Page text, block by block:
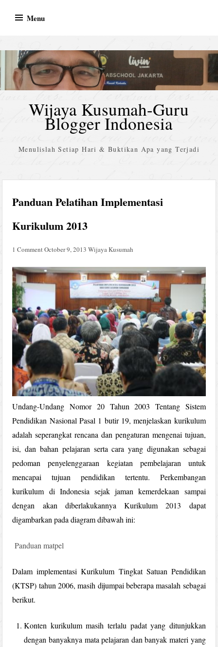
Menu
Wijaya Kusumah-Guru
Blogger Indonesia
Menulislah Setiap Hari & Buktikan Apa yang Terjadi
Panduan Pelatihan Implementasi
Kurikulum 2013
1 Comment October 9, 2013 Wijaya Kusumah
Undang-Undang Nomor 20 Tahun 2003 Tentang Sistem
Pendidikan Nasional Pasal 1 butir 19, menjelaskan kurikulum
adalah seperangkat rencana dan pengaturan mengenai tujuan,
isi, dan bahan pelajaran serta cara yang digunakan sebagai
pedoman penyelenggaraan kegiatan pembelajaran untuk
mencapai tujuan pendidikan tertentu. Perkembangan
kurikulum di Indonesia sejak jaman kemerdekaan sampai
dengan akan diberlakukannya Kurikulum 2013 dapat
digambarkan pada diagram dibawah ini:
Panduan matpel
Dalam implementasi Kurikulum Tingkat Satuan Pendidikan
(KTSP) tahun 2006, masih dijumpai beberapa masalah sebagai
berikut.
Konten kurikulum masih terlalu padat yang ditunjukkan
dengan banyaknya mata pelajaran dan banyak materi yang